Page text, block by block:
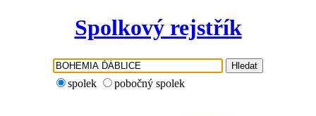
Spolkový rejstřík
Hledat
spolek pobočný spolek